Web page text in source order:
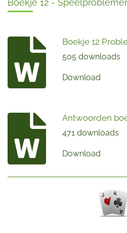
Boekje 12 -
Boekje 12
505 downloads
Download
Antwoorden
471 downloads
Download